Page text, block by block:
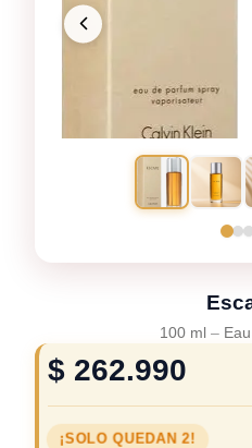
100 ml –
$ 262.990
¡SOLO QUEDAN 2!